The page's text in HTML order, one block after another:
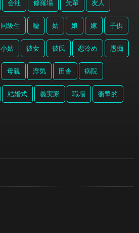
会社 修羅場 先輩 友人
同級生 嘘 姑 娘 嫁 子供
小姑 彼女 彼氏 恋冷め 愚痴
母親 浮気 田舎 病院
結婚式 義実家 職場 衝撃的